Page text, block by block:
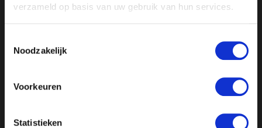
verzameld op basis van uw gebruik van hun services.
Noodzakelijk
Voorkeuren
Statistieken
//// //// //